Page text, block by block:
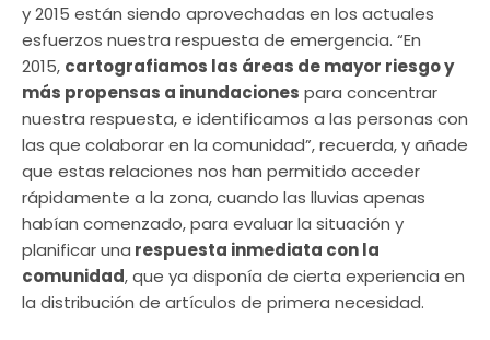
y 2015 están siendo aprovechadas en los actuales
esfuerzos nuestra respuesta de emergencia. “En
2015, cartografiamos las áreas de mayor riesgo y
más propensas a inundaciones para concentrar
nuestra respuesta, e identificamos a las personas con
las que colaborar en la comunidad”, recuerda, y añade
que estas relaciones nos han permitido acceder
rápidamente a la zona, cuando las lluvias apenas
habían comenzado, para evaluar la situación y
planificar una respuesta inmediata con la
comunidad, que ya disponía de cierta experiencia en
la distribución de artículos de primera necesidad.